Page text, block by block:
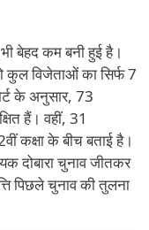
बेहद कम बनी हुई है।
कुल विजेताओं का सिर्फ 7
के अनुसार, 73
हैं। वहीं, 31
कक्षा के बीच बताई है।
दोबारा चुनाव जीतकर
पिछले चुनाव की तुलना